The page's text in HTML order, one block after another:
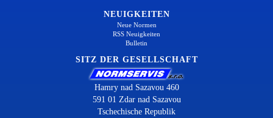
NEUIGKEITEN
Neue Normen
RSS Neuigkeiten
Bulletin
SITZ DER GESELLSCHAFT
Hamry nad Sazavou 460
591 01 Zdar nad Sazavou
Tschechische Republik